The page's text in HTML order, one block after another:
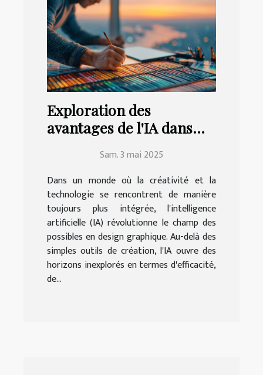
Exploration des
avantages de l'IA dans
compétences en design
graphique
Sam. 3 mai 2025
Dans un monde où la créativité et la
technologie se rencontrent de manière
toujours plus intégrée, l'intelligence
artificielle (IA) révolutionne le champ des
possibles en design graphique. Au-delà des
simples outils de création, l'IA ouvre des
horizons inexplorés en termes d'efficacité,
de...